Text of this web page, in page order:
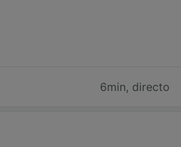
6min, directo